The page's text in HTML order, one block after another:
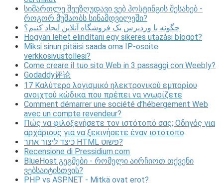
სიმართლე შეუზღუდავი ვებ ჰოსტინგის შესახებ -
როგორ მუშაობს სინამდვილეში?
چگونه با وردپرس یک فروشگاه آنلاین ایجاد کنیم؟
Hogyan lehet elindítani egy sikeres utazási blogot?
Miksi sinun pitäisi saada oma IP-osoite
verkkosivustollesi?
Come creare il tuo sito Web in 3 passaggi con Weebly?
Godaddy评论
17 Καλύτερο λογισμικό ηλεκτρονικού εμπορίου
ανοιχτού κώδικα που πρέπει να γνωρίζετε
Comment démarrer une société d’hébergement Web
avec un compte revendeur?
Πώς να φιλοξενήσετε τον ιστότοπό σας; Οδηγός για
αρχάριους για να ξεκινήσετε έναν ιστότοπο
כיצד ליצור אתר HTML פשוט?
Recensione di Pressidium.com
BlueHost გეგმები - რომელი აირჩიოთ თქვენი
ვებსაიტისთვის?
PHP vs ASP.NET - Mitkä ovat erot?